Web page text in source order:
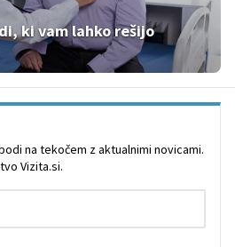
ki vam lahko rešijo
na tekočem z aktualnimi novicami.
Vizita.si.